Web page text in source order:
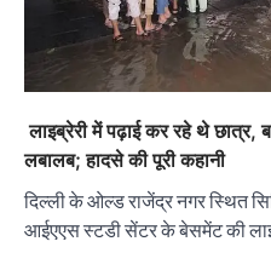
लाइब्रेरी में पढ़ाई कर रहे थे
लबालब; हादसे की पूरी कहानी
दिल्ली के ओल्ड राजेंद्र नगर स्थित
आईएएस स्टडी सेंटर के बेसमेंट की